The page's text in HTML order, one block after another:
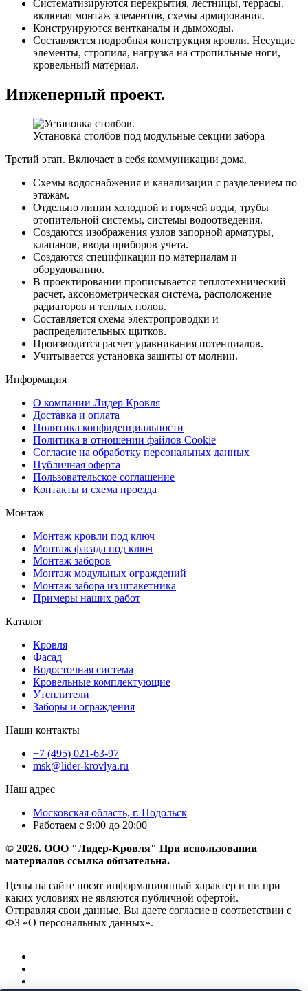
Систематизируются перекрытия, лестницы, террасы,
включая монтаж элементов, схемы армирования.
Конструируются вентканалы и дымоходы.
Составляется подробная конструкция кровли. Несущие
элементы, стропила, нагрузка на стропильные ноги,
кровельный материал.
Инженерный проект.
Установка столбов под модульные секции забора
Третий этап. Включает в себя коммуникации дома.
Схемы водоснабжения и канализации с разделением по
этажам.
Отдельно линии холодной и горячей воды, трубы
отопительной системы, системы водоотведения.
Создаются изображения узлов запорной арматуры,
клапанов, ввода приборов учета.
Создаются спецификации по материалам и
оборудованию.
В проектировании прописывается теплотехнический
расчет, аксонометрическая система, расположение
радиаторов и теплых полов.
Составляется схема электропроводки и
распределительных щитков.
Производится расчет уравнивания потенциалов.
Учитывается установка защиты от молнии.
Информация
О компании Лидер Кровля
Доставка и оплата
Политика конфиденциальности
Политика в отношении файлов Cookie
Согласие на обработку персональных данных
Публичная оферта
Пользовательское соглашение
Контакты и схема проезда
Монтаж
Монтаж кровли под ключ
Монтаж фасада под ключ
Монтаж заборов
Монтаж модульных ограждений
Монтаж забора из штакетника
Примеры наших работ
Каталог
Кровля
Фасад
Водосточная система
Кровельные комплектующие
Утеплители
Заборы и ограждения
Наши контакты
+7 (495) 021-63-97
msk@lider-krovlya.ru
Наш адрес
Московская область, г. Подольск
Работаем с 9:00 до 20:00
© 2026. ООО "Лидер-Кровля" При использовании
материалов ссылка обязательна.
Цены на сайте носят информационный характер и ни при
каких условиях не являются публичной офертой.
Отправляя свои данные, Вы даете согласие в соответствии с
ФЗ «О персональных данных».